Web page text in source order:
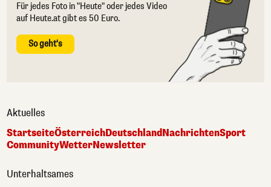
Für jedes Foto in "Heute" oder jedes Video
auf Heute.at gibt es 50 Euro.
So geht's
Aktuelles
StartseiteÖsterreichDeutschlandNachrichtenSport
CommunityWetterNewsletter
Unterhaltsames